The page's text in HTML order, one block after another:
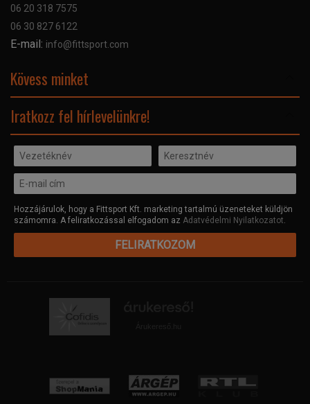
Adatvédelmi nyilatkozat
06 20 318 7575
06 30 827 6122
E-mail: info@fittsport.com
Kövess minket
Iratkozz fel hírlevelünkre!
Hozzájárulok, hogy a Fittsport Kft. marketing tartalmú üzeneteket küldjön
számomra. A feliratkozással elfogadom az Adatvédelmi Nyilatkozatot.
FELIRATKOZOM